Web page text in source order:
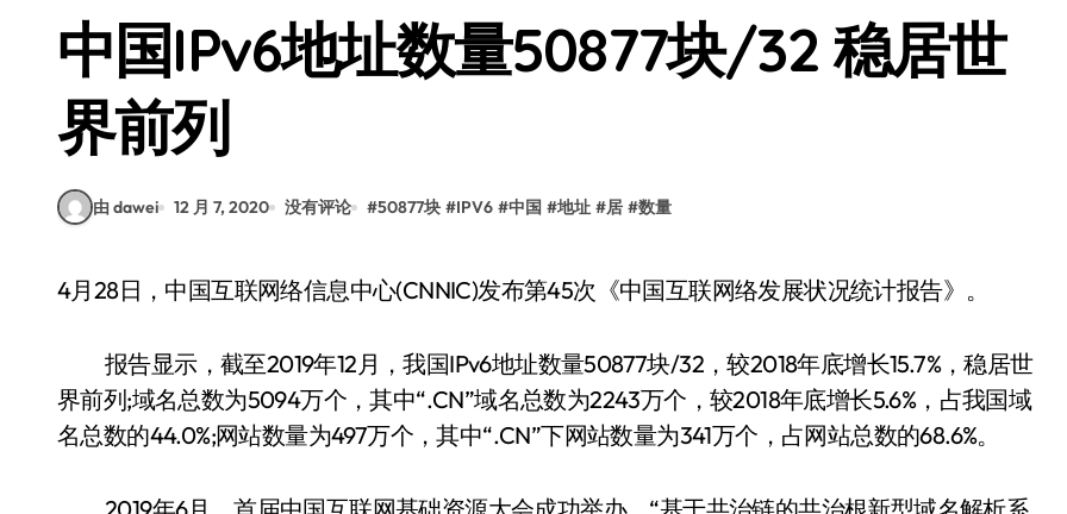
荣耀WIN资讯一键掌控，手机管家助你快人一步领风骚！
中国IPv6地址数量50877块/32 稳居世
界前列
由 dawei 12 月 7, 2020 没有评论 #50877块 #IPV6 #中国 #地址 #居 #数量
4月28日，中国互联网络信息中心(CNNIC)发布第45次《中国互联网络发展状况统计报告》。
报告显示，截至2019年12月，我国IPv6地址数量50877块/32，较2018年底增长15.7%，稳居世
界前列;域名总数为5094万个，其中“.CN”域名总数为2243万个，较2018年底增长5.6%，占我国域
名总数的44.0%;网站数量为497万个，其中“.CN”下网站数量为341万个，占网站总数的68.6%。